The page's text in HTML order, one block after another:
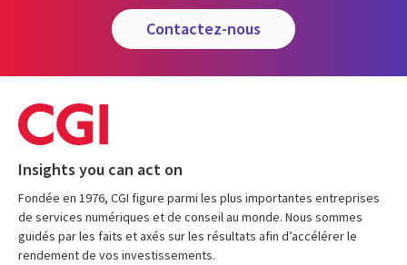
contactez-nous
Insights you can act on
Fondée en 1976, CGI figure parmi les plus importantes entreprises
de services numériques et de conseil au monde. Nous sommes
guidés par les faits et axés sur les résultats afin d’accélérer le
rendement de vos investissements.